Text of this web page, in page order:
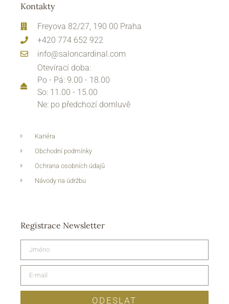
Kontakty
Freyova 82/27, 190 00 Praha
+420 774 652 922
info@saloncardinal.com
Otevírací doba:
Po - Pá: 9.00 - 18.00
So: 11.00 - 15.00
Ne: po předchozí domluvě
Kariéra
Obchodní podmínky
Ochrana osobních údajů
Návody na údržbu
Registrace Newsletter
ODESLAT